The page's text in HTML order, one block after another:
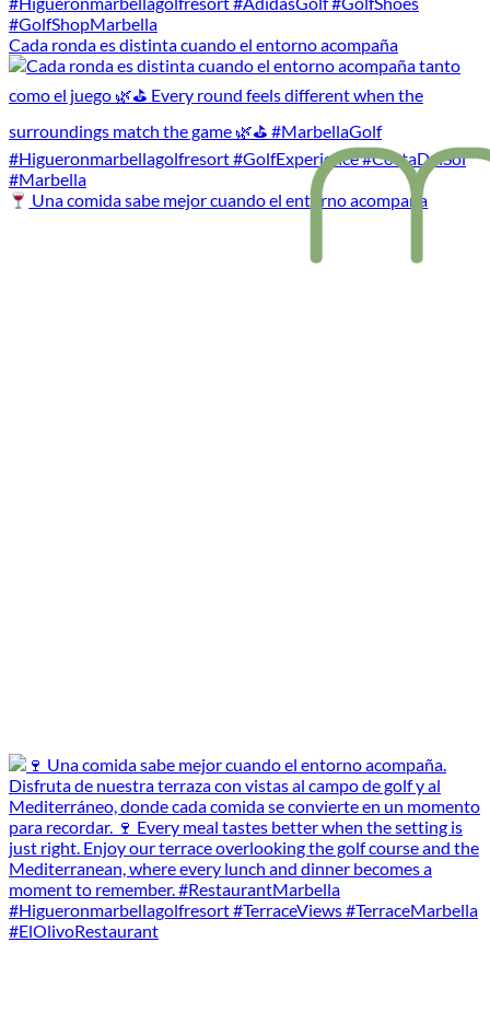
Cada ronda es distinta cuando el entorno acompaña
Una comida sabe mejor cuando el entorno acompaña